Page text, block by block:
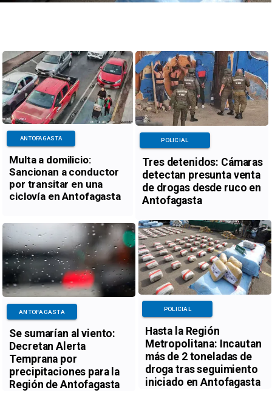
Multa a domilicio:
Sancionan a conductor
por transitar en una
ciclovía en Antofagasta
ANTOFAGASTA
Tres detenidos: Cámaras
detectan presunta venta
de drogas desde ruco en
Antofagasta
POLICIAL
Se sumarían al viento:
Decretan Alerta
Temprana por
precipitaciones para la
Región de Antofagasta
ANTOFAGASTA
Hasta la Región
Metropolitana: Incautan
más de 2 toneladas de
droga tras seguimiento
iniciado en Antofagasta
POLICIAL